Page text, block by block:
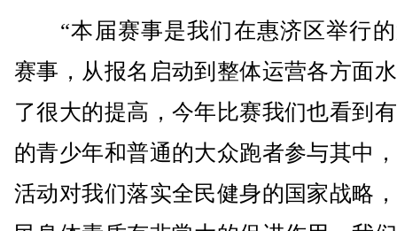
“本届赛事是我们在惠济区举行的
赛事，从报名启动到整体运营各方面
了很大的提高，今年比赛我们也看到
的青少年和普通的大众跑者参与其中
活动对我们落实全民健身的国家战略